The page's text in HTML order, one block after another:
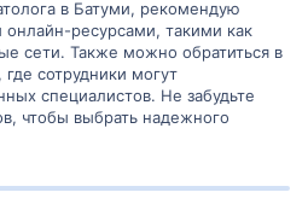
в Батуми, рекомендую
онлайн-ресурсами, такими как
сети. Также можно обратиться в
сотрудники могут
специалистов. Не забудьте
чтобы выбрать надежного